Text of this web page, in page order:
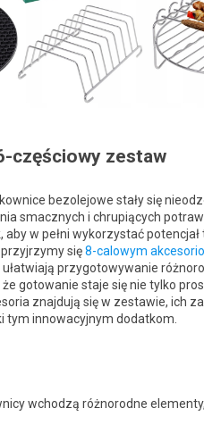
częściowy zestaw
bezolejowe stały się
smacznych i chrupiących
w pełni wykorzystać
się8-calowym
przygotowywanie
gotowanie staje się nie tylko
znajdują się w zestawie, ich
tym innowacyjnym dodatkom.
wchodzą różnorodne